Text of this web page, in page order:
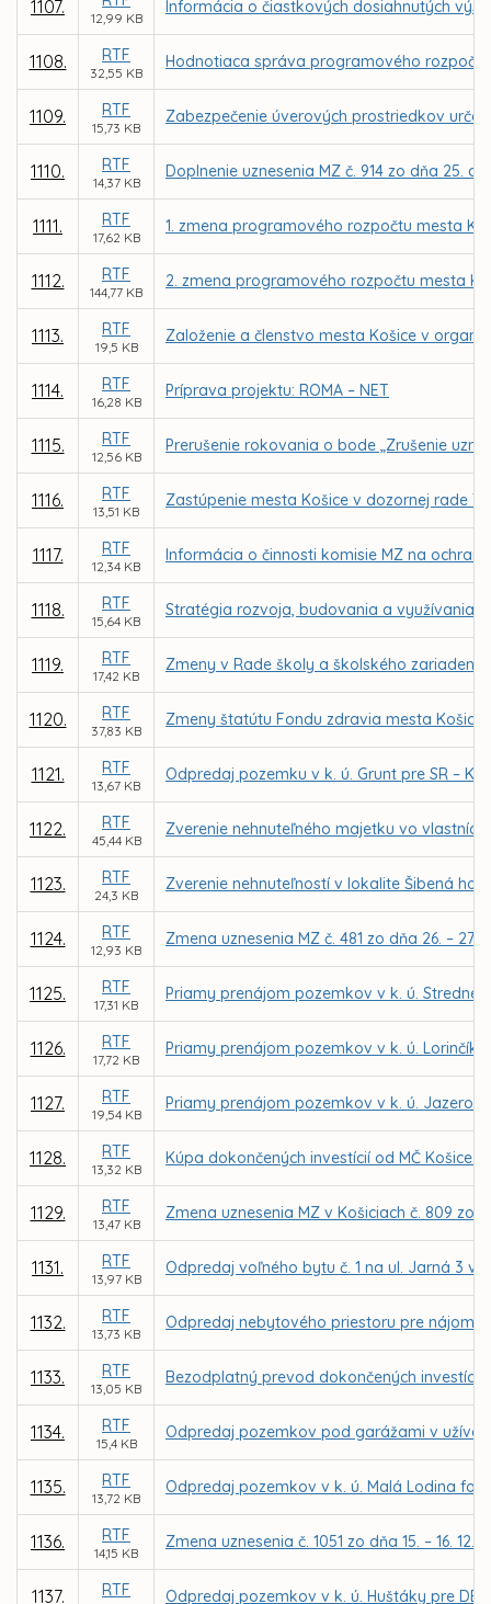
1107.
12,99 KB
Informácia o čiastkových dosiahnutých
1108. RTF
32,55 KB
Hodnotiaca správa programového
1109. RTF
15,73 KB
Zabezpečenie úverových prostriedkov
1110. RTF
14,37 KB
Doplnenie uznesenia MZ č. 914 zo dňa 25.
1111. RTF
17,62 KB
1. zmena programového rozpočtu mesta
1112. RTF
144,77 KB
2. zmena programového rozpočtu mesta
1113. RTF
19,5 KB
Založenie a členstvo mesta Košice v
1114. RTF
16,28 KB
Príprava projektu: ROMA – NET
1115. RTF
12,56 KB
Prerušenie rokovania o bode „Zrušenie
1116. RTF
13,51 KB
Zastúpenie mesta Košice v dozornej rade
1117. RTF
12,34 KB
Informácia o činnosti komisie MZ na
1118. RTF
15,64 KB
Stratégia rozvoja, budovania a využívania
1119. RTF
17,42 KB
Zmeny v Rade školy a školského
1120. RTF
37,83 KB
Zmeny štatútu Fondu zdravia mesta Košice,
1121. RTF
13,67 KB
Odpredaj pozemku v k. ú. Grunt pre SR –
1122. RTF
45,44 KB
Zverenie nehnuteľného majetku vo
1123. RTF
24,3 KB
Zverenie nehnuteľností v lokalite Šibená
1124. RTF
12,93 KB
Zmena uznesenia MZ č. 481 zo dňa 26. – 27.
1125. RTF
17,31 KB
Priamy prenájom pozemkov v k. ú. Stredné
1126. RTF
17,72 KB
Priamy prenájom pozemkov v k. ú. Lorinčík
1127. RTF
19,54 KB
Priamy prenájom pozemkov v k. ú. Jazero
1128. RTF
13,32 KB
Kúpa dokončených investícií od MČ Košice
1129. RTF
13,47 KB
Zmena uznesenia MZ v Košiciach č. 809
1131. RTF
13,97 KB
Odpredaj voľného bytu č. 1 na ul. Jarná 3 v
1132. RTF
13,73 KB
Odpredaj nebytového priestoru pre
1133. RTF
13,05 KB
Bezodplatný prevod dokončených
1134. RTF
15,4 KB
Odpredaj pozemkov pod garážami v
1135. RTF
13,72 KB
Odpredaj pozemkov v k. ú. Malá Lodina
1136. RTF
14,15 KB
Zmena uznesenia č. 1051 zo dňa 15. – 16.
1137. RTF Odpredaj pozemkov v k. ú. Huštáky pre